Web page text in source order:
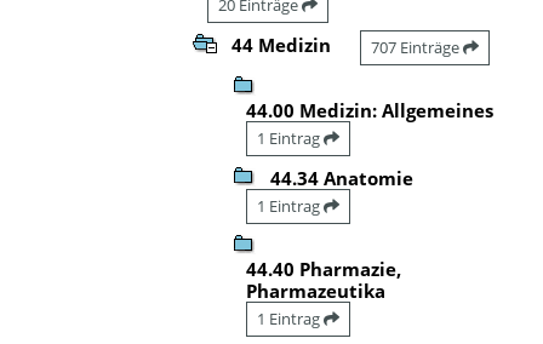
20 Einträge
44 Medizin 707 Einträge
44.00 Medizin: Allgemeines
1 Eintrag
44.34 Anatomie
1 Eintrag
44.40 Pharmazie,
Pharmazeutika
1 Eintrag